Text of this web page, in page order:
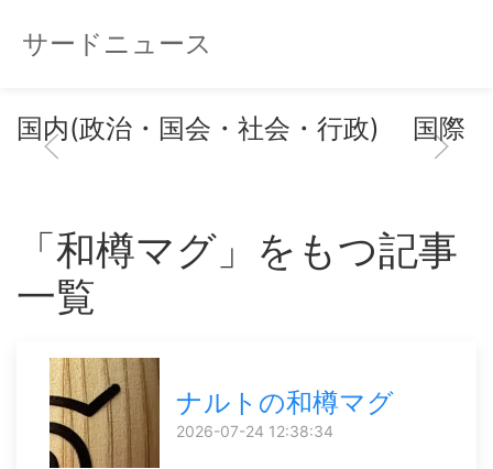
サードニュース
国内(政治・国会・社会・行政) 国際
「和樽マグ」をもつ記事
一覧
ナルトの和樽マグ
2026-07-24 12:38:34